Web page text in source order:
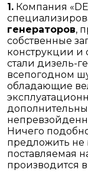
1. Компания
генераторов,
собственные
конструкции и
стали дизель-
всепогодном
обладающие
Ничего
предложить не
поставляемая
производится